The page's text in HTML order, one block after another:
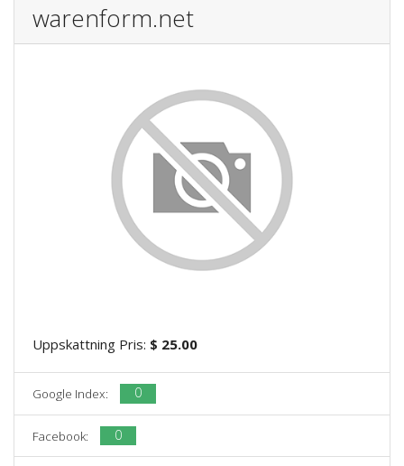
warenform.net
Uppskattning Pris: $ 25.00
Google Index: 0
Facebook: 0